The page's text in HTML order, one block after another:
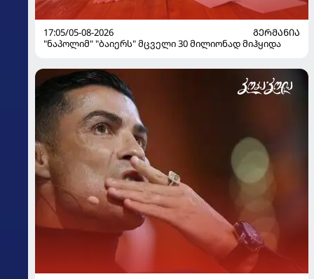
17:05/05-08-2026
ᲒᲔᲠᲛᲐᲜᲘᲐ
"ნაპოლიმ" "ბაიერს" მცველი 30 მილიონად მიჰყიდა